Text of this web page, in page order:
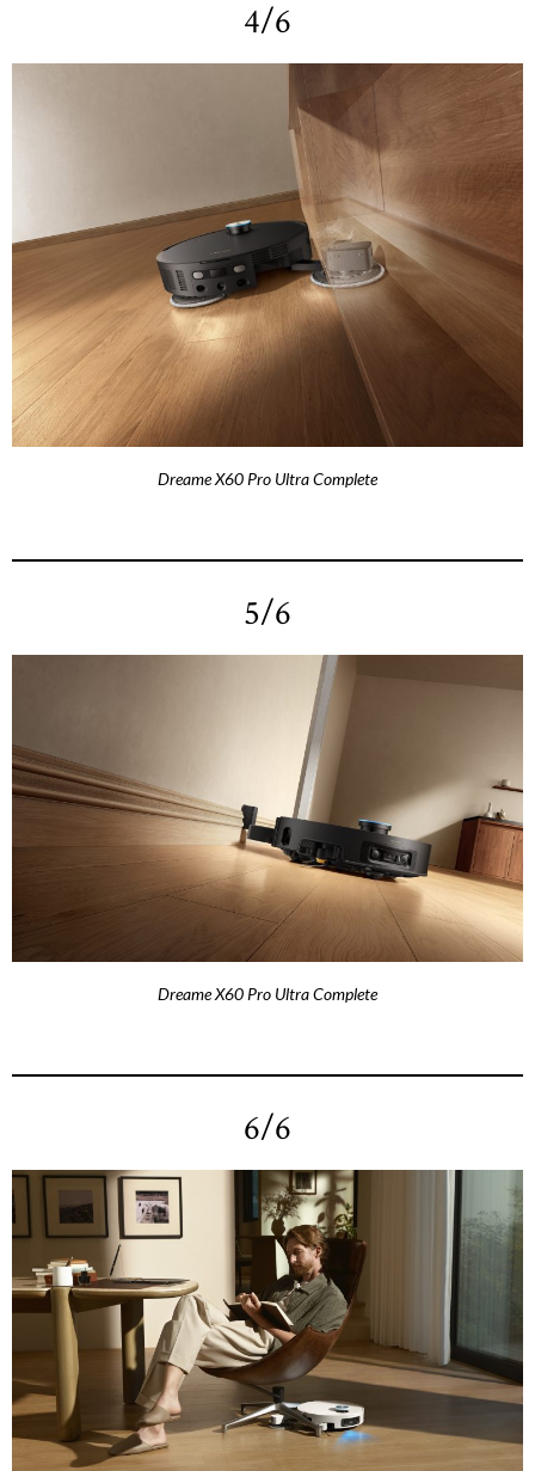
4/6
Dreame X60 Pro Ultra Complete
5/6
Dreame X60 Pro Ultra Complete
6/6